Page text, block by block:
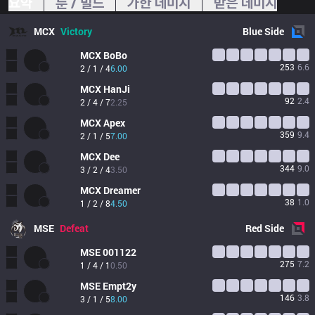
MCX Victory BlueSide
MCX BoBo
2 / 1 / 46.00 253 6.6
MCX HanJi
2 / 4 / 72.25 92 2.4
MCXApex
2 / 1 / 57.00 359 9.4
MCX Dee
3 / 2 / 43.50 344 9.0
MCX Dreamer
1 / 2 / 84.50 38 1.0
MSE Defeat RedSide
MSE001122
1 / 4 / 10.50 275 7.2
MSE Empt2y
3 / 1 / 58.00 146 3.8